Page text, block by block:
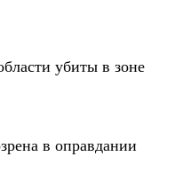
убиты в зоне
в оправдании